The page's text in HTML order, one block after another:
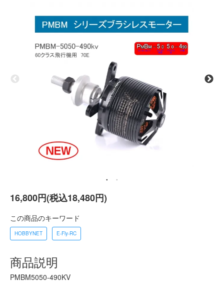
16,800円(税込18,480円)
この商品のキーワード
HOBBYNET E-Fly-RC
商品説明
PMBM5050-490KV